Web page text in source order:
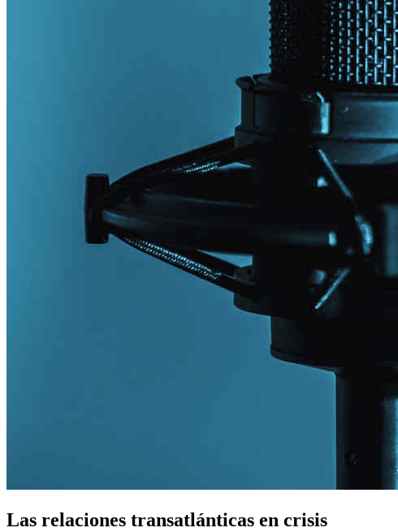
Las relaciones transatlánticas en crisis